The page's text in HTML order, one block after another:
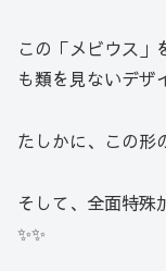
この「メビウス」
も類を見ないデザ
たしかに、この形
そして、全面特殊
✨✨